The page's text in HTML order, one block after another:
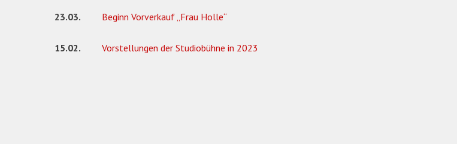
23.03. Beginn Vorverkauf „Frau Holle“
15.02. Vorstellungen der Studiobühne in 2023